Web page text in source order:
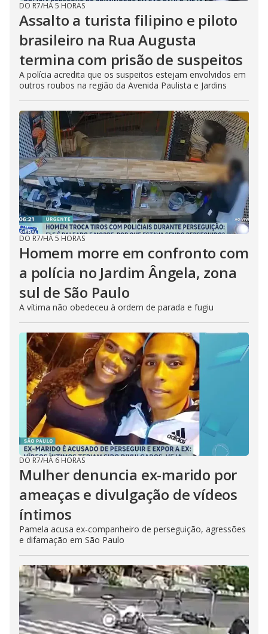
DO R7/HÁ 5 HORAS
Assalto a turista filipino e piloto
brasileiro na Rua Augusta
termina com prisão de suspeitos
A polícia acredita que os suspeitos estejam envolvidos em
outros roubos na região da Avenida Paulista e Jardins
DO R7/HÁ 5 HORAS
Homem morre em confronto com
a polícia no Jardim Ângela, zona
sul de São Paulo
A vítima não obedeceu à ordem de parada e fugiu
DO R7/HÁ 6 HORAS
Mulher denuncia ex-marido por
ameaças e divulgação de vídeos
íntimos
Pamela acusa ex-companheiro de perseguição, agressões
e difamação em São Paulo